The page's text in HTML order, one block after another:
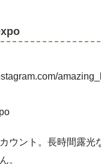
ウント。長時間露光
。